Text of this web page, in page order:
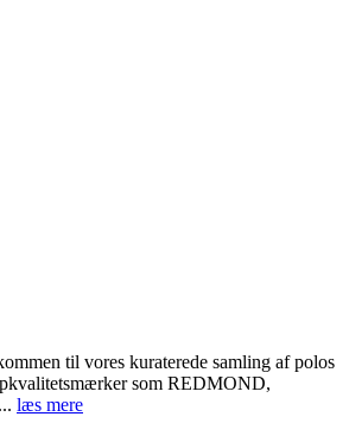
til vores kuraterede samling af polos
som REDMOND,
læs mere